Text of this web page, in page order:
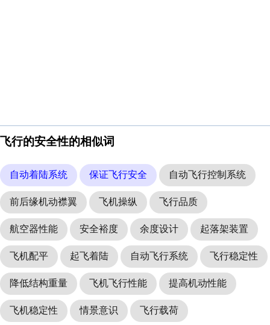
飞行的安全性的相似词
自动着陆系统 保证飞行安全 自动飞行控制系统
前后缘机动襟翼 飞机操纵 飞行品质
航空器性能 安全裕度 余度设计 起落架装置
飞机配平 起飞着陆 自动飞行系统 飞行稳定性
降低结构重量 飞机飞行性能 提高机动性能
飞机稳定性 情景意识 飞行载荷